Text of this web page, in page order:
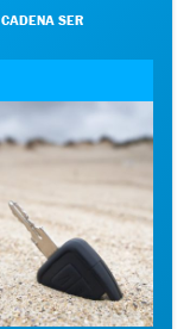
CADENA SER